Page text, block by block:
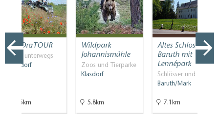
QUADraTOUR
Mit PS unterwegs
Wünsdorf
18.5km
Wildpark
Johannismühle
Zoos und Tierparke
Klasdorf
5.8km
Altes Schloss
Baruth mit
Lennépark
Schlösser und Parks
Baruth/Mark
7.1km